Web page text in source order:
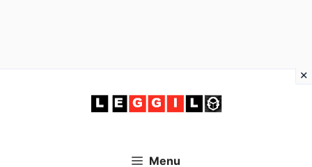
Menu